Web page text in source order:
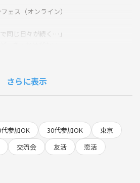
ェス（オンライン）
同じ日々が続く…」
イベント**を開催しています😊
がれる関係”を大切にしています。
、形に縛られず
**が生まれる場を目指しています✨
さらに表示
参加OK 30代参加OK
東京
交流会 友活
恋活